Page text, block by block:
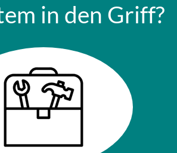
in den Griff?